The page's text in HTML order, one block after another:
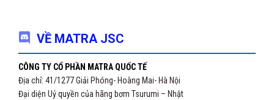
VỀ MATRA JSC
CÔNG TY CỔ PHẦN MATRA QUỐC TẾ
Địa chỉ: 41/1277 Giải Phóng- Hoàng Mai- Hà Nội
Đại diện Uỷ quyền của hãng bơm Tsurumi – Nhật